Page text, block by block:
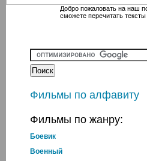
Добро пожаловать на наш
сможете перечитать
Фильмы по алфавиту
Фильмы по жанру:
Боевик
Военный